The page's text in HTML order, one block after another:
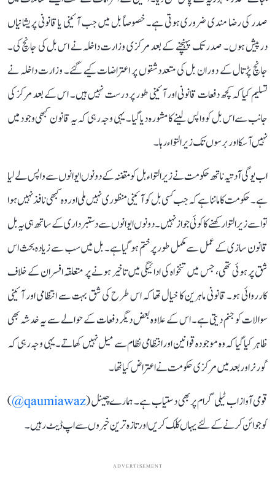
صدر کی رضا مندی ضروری ہوتی ہے۔ خصوصاً بل میں جب آئینی یا قانونی پریشانیاں
درپیش ہوں۔ صدر تک پہنچنے کے بعد مرکزی وزارت داخلہ نے اس بل کی جانچ کی۔
جانچ پڑتال کے دوران بل کی متعدد شقوں پر اعتراضات کیے گئے۔ وزارت داخلہ نے
تسلیم کیا کہ کچھ دفعات قانونی اور آئینی طور پر درست نہیں ہیں۔ اس کے بعد مرکز کی
جانب سے اس بل کو واپس لینے کا مشورہ دیا گیا۔ یہی وجہ رہی کہ یہ قانون کبھی وجود میں
نہیں آسکا اور برسوں تک زیر التواء رہا۔
اب یوگی آدتیہ ناتھ حکومت نے زیر التواء بل کو مقننہ کے دونوں ایوانوں سے واپس لے لیا
ہے۔ حکومت کا ماننا ہے کہ جب کسی بل کو آئینی منظوری نہیں ملی اور وہ کبھی نافذ نہیں ہوا
تو اسے زیر التوا رکھنے کا کوئی جواز نہیں۔ دونوں ایوانوں سے دستبرداری کے ساتھ ہی یہ بل
قانون سازی کے عمل سے مکمل طور پر ختم ہو گیا ہے۔ بل میں سب سے زیادہ بحث اس
شق پر ہوئی تھی، جس میں تنخواہ کی ادائیگی میں تاخیر ہونے پر متعلقہ افسران کے خلاف
کارروائی ہو۔ قانونی ماہرین کا خیال تھا کہ اس طرح کی شق بہت سے انتظامی اور آئینی
سوالات کو جنم دیتی ہے۔ اس کے علاوہ بعض دیگر دفعات کے حوالے سے یہ خدشہ بھی
ظاہر کیا گیا کہ وہ موجودہ قوانین اور انتظامی نظام سے میل نہیں کھاتے۔ یہی وجہ رہی کہ
گورنر اور بعد میں مرکزی حکومت نے اعتراض کیا تھا۔
قومی آواز اب ٹیلی گرام پر بھی دستیاب ہے۔ ہمارے چینل (qaumiawaz@
)
کو جوائن کرنے کے لئے یہاں کلک کریں اور تازہ ترین خبروں سے اپ ڈیٹ رہیں۔
ADVERTISEMENT